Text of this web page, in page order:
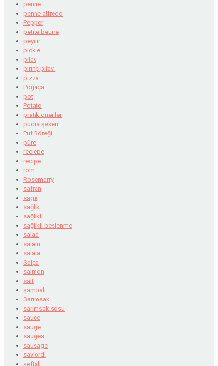
penne
penne alfredo
Pepper
petite beurre
peynir
pickle
pilav
pirinç pilavı
pizza
Poğaça
pot
Potato
pratik öneriler
pudra şekeri
Puf Böreği
püre
reciepe
recipe
rom
Rosemarry
safran
sage
sağlık
sağlıklı
sağlıklı beslenme
salad
salam
salata
Salça
salmon
salt
şambali
Sarımsak
sarımsak sosu
sauce
sauge
sauges
sausage
saviordi
şeftali